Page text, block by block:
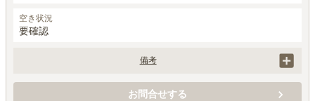
空き状況
要確認
備考
お問合せする